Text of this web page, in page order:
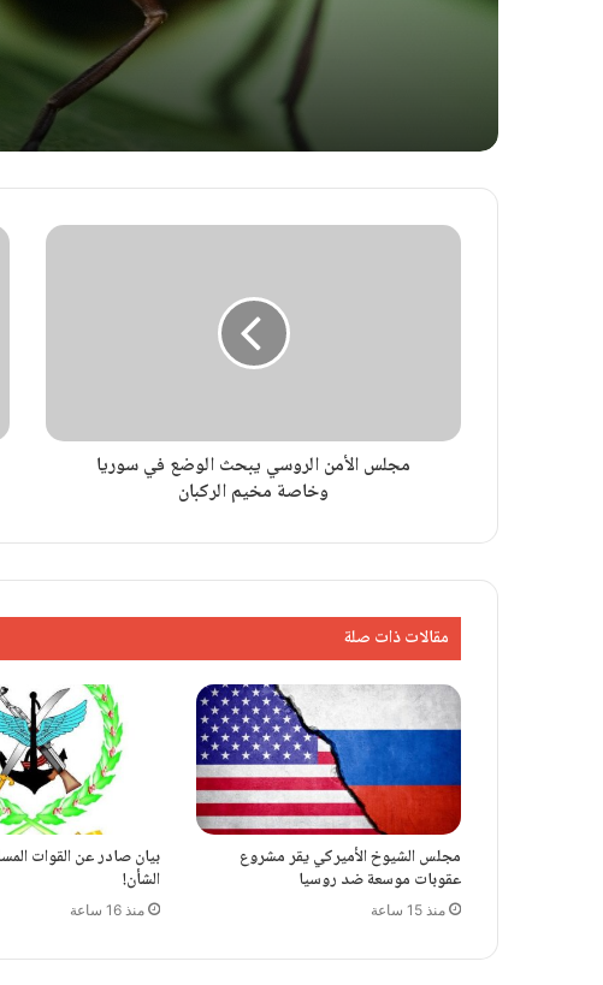
مجلس الأمن الروسي يبحث الوضع في سوريا
وخاصة مخيم الركبان
مقالات ذات صلة
مجلس الشيوخ الأميركي يقر مشروع
عقوبات موسعة ضد روسيا
منذ 15 ساعة
بيان صادر عن القوات
الشأن!
منذ 16 ساعة